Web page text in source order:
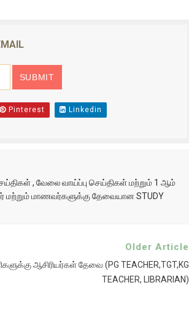
Pinterest Linkedin
, வேலை வாய்ப்பு செய்திகள் மற்றும் 1 ஆம்
மற்றும் மாணவர்களுக்கு தேவையான STUDY
Older Article
ஆசிரியர்கள் தேவை (PG TEACHER,TGT,KG
TEACHER, LIBRARIAN)